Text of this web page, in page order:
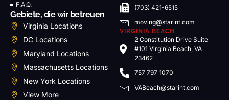
F.A.Q.
Gebiete, die wir betreuen
Virginia Locations
DC Locations
Maryland Locations
Massachusetts Locations
New York Locations
View More
(703) 421-6515
moving@starint.com
VIRGINIA BEACH
2 Constitution Drive Suite
#101 Virginia Beach, VA
23462
757 797 1070
VABeach@starint.com